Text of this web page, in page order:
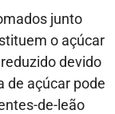
junto
o açúcar
devido
de açúcar pode
de-leão